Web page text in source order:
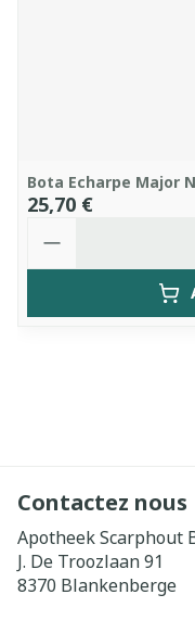
Bota Echarpe Major
25,70 €
Contactez nous
Apotheek Scarphout
J. De Troozlaan 91
8370 Blankenberge